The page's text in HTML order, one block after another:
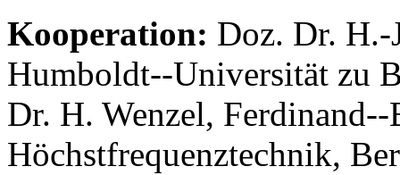
Kooperation: Doz. Dr. H.-
Humboldt--Universität zu
Dr. H. Wenzel,
Höchstfrequenztechnik,